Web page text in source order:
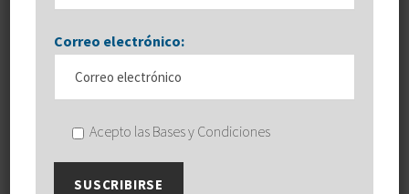
Correo electrónico:
Acepto las Bases y Condiciones